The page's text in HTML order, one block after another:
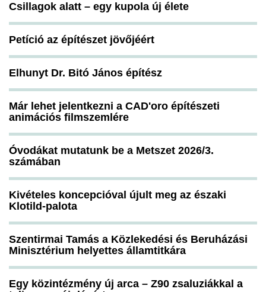
Csillagok alatt – egy kupola új élete
Petíció az építészet jövőjéért
Elhunyt Dr. Bitó János építész
Már lehet jelentkezni a CAD'oro építészeti
animációs filmszemlére
Óvodákat mutatunk be a Metszet 2026/3.
számában
Kivételes koncepcióval újult meg az északi
Klotild-palota
Szentirmai Tamás a Közlekedési és Beruházási
Minisztérium helyettes államtitkára
Egy közintézmény új arca – Z90 zsaluziákkal a